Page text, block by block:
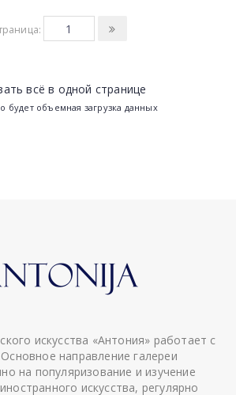
всё в одной странице
будет объемная загрузка данных
искусства «Антония» работает с
направление галереи
на популяризование и изучение
искусства, регулярно